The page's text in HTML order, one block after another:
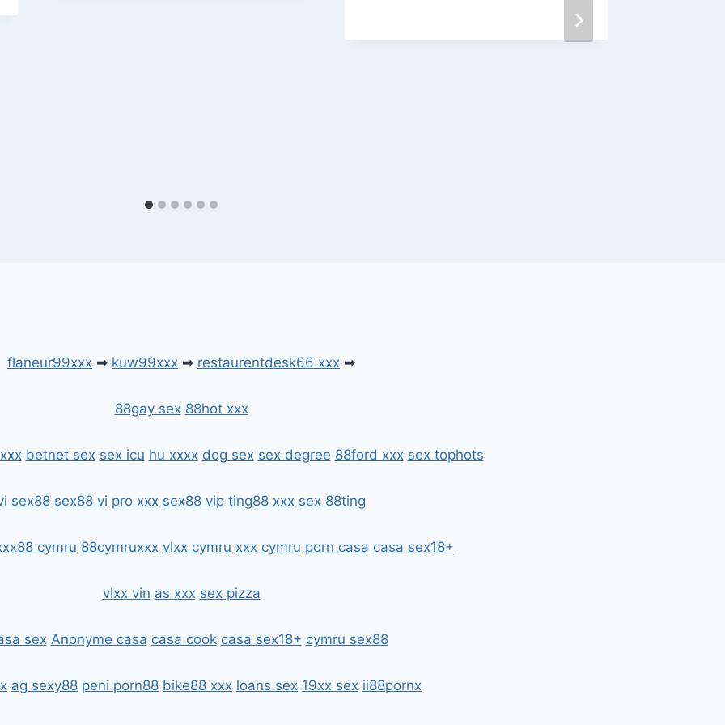
flaneur99xxx ➡ kuw99xxx ➡ restaurentdesk66 xxx ➡
88gay sex 88hot xxx
betnet sex sex icu hu xxxx dog sex sex degree 88ford xxx sex tophots
sex88 sex88 vi pro xxx sex88 vip ting88 xxx sex 88ting
cymru 88cymruxxx vlxx cymru xxx cymru porn casa casa sex18+
vlxx vin as xxx sex pizza
sex Anonyme casa casa cook casa sex18+ cymru sex88
ag sexy88 peni porn88 bike88 xxx loans sex 19xx sex ii88pornx